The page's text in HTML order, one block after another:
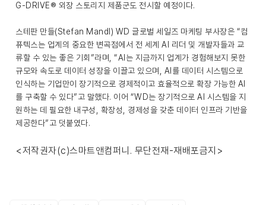
G-DRIVE® 외장 스토리지 제품군도 전시할 예정이다.
스테판 만들(Stefan Mandl) WD 글로벌 세일즈 마케팅 부사장은 “컴
퓨텍스는 업계의 중요한 변곡점에서 전 세계 AI 리더 및 개발자들과 교
류할 수 있는 좋은 기회”라며, “AI는 지금까지 업계가 경험해보지 못한
규모와 속도로 데이터 성장을 이끌고 있으며, AI를 데이터 시스템으로
인식하는 기업만이 장기적으로 경제적이고 효율적으로 확장 가능한 AI
를 구축할 수 있다”고 말했다. 이어 “WD는 장기적으로 AI 시스템을 지
원하는 데 필요한 내구성, 확장성, 경제성을 갖춘 데이터 인프라 기반을
제공한다”고 덧붙였다.
<저작권자(c)스마트앤컴퍼니. 무단전재-재배포금지>